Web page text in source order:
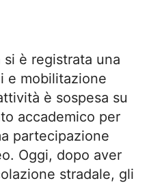
si è registrata una
e mobilitazione
è sospesa su
accademico per
partecipazione
Oggi, dopo aver
stradale, gli